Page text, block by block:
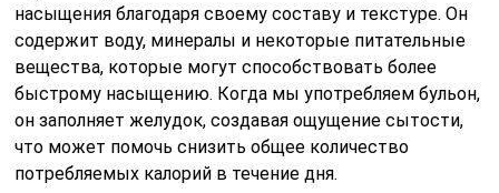
насыщения благодаря своему составу и текстуре. Он
содержит воду, минералы и некоторые питательные
вещества, которые могут способствовать более
быстрому насыщению. Когда мы употребляем бульон,
он заполняет желудок, создавая ощущение сытости,
что может помочь снизить общее количество
потребляемых калорий в течение дня.